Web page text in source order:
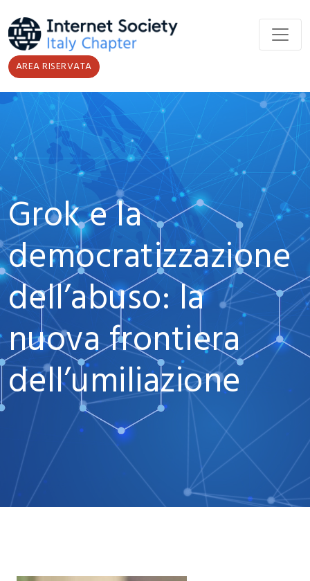
AREA RISERVATA
Grok e la
democratizzazione
dell’abuso: la
nuova frontiera
dell’umiliazione